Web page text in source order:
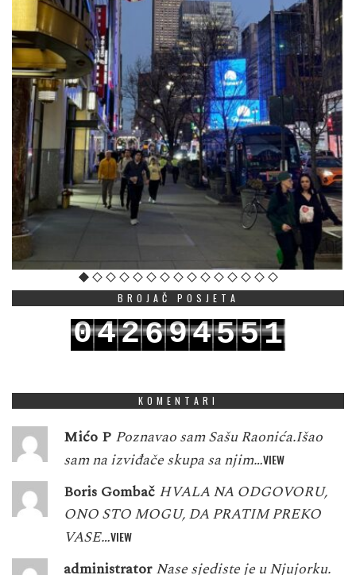
BROJAČ POSJETA
042694551
KOMENTARI
Mićo P Poznavao sam Sašu Raonića.Išao
sam na izviđače skupa sa njim…VIEW
Boris Gombač HVALA NA ODGOVORU,
ONO STO MOGU, DA PRATIM PREKO
VASE…VIEW
administrator Nase sjediste je u Njujorku.